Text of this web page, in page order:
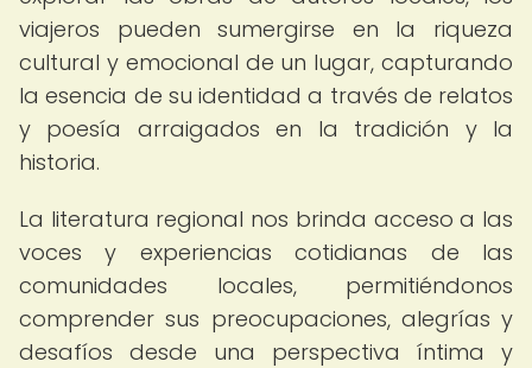
viajeros pueden sumergirse en la riqueza
cultural y emocional de un lugar, capturando
la esencia de su identidad a través de relatos
y poesía arraigados en la tradición y la
historia.
La literatura regional nos brinda acceso a las
voces y experiencias cotidianas de las
comunidades locales, permitiéndonos
comprender sus preocupaciones, alegrías y
desafíos desde una perspectiva íntima y